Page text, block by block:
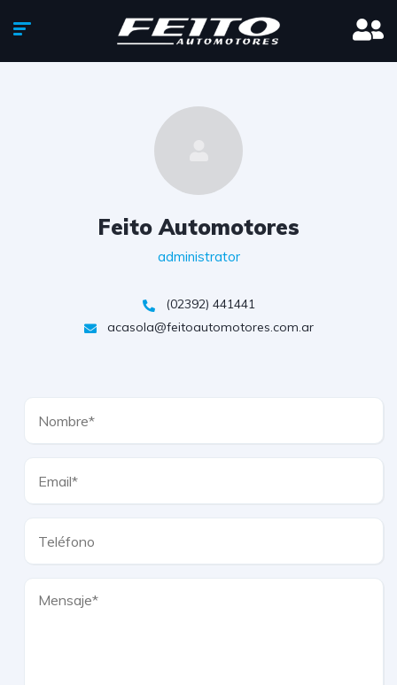
Feito Automotores
administrator
(02392) 441441
acasola@feitoautomotores.com.ar